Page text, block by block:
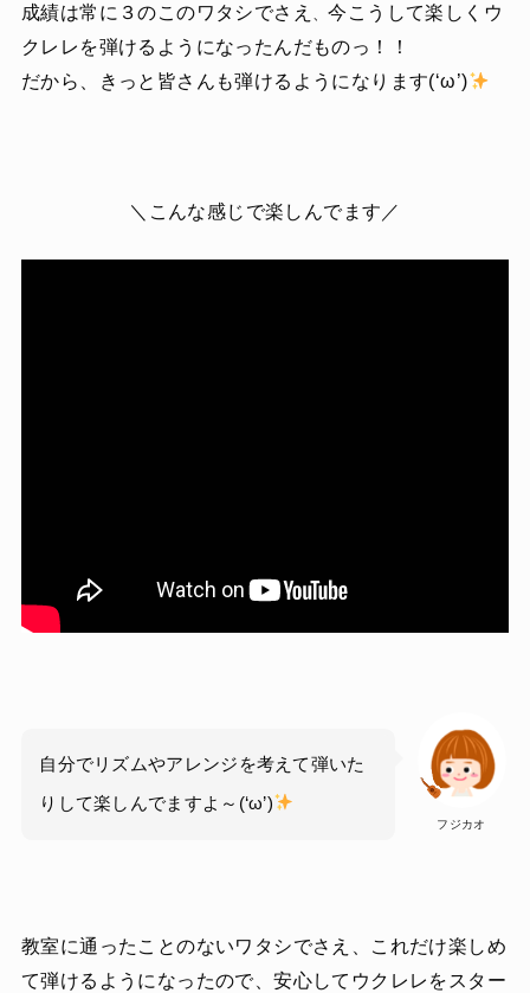
成績は常に３のこのワタシでさえ 、今こうして楽しくウ
クレレを弾けるようになったんだものっ！！
だから、きっと皆さんも弾けるようになります(‘ω’)
＼こんな感じで楽しんでます／
フジカオ
自分でリズムやアレンジを考えて弾いた
りして楽しんでますよ～(‘ω’)
教室に通ったことのないワタシでさえ、これだけ楽しめ
て弾けるようになったので、安心してウクレレをスター